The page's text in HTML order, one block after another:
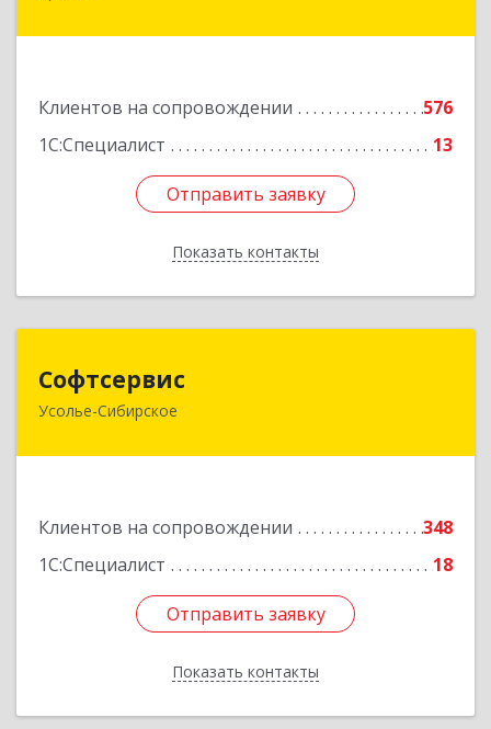
Клиентов на сопровождении
576
1С:Специалист
13
Отправить заявку
Показать контакты
Отправить заявку
Назад
Софтсервис
Усолье-Сибирское
Клиентов на сопровождении
348
1С:Специалист
18
Отправить заявку
Показать контакты
665451, Иркутская обл, Усолье-Сибирское г,
Отправить заявку
Назад